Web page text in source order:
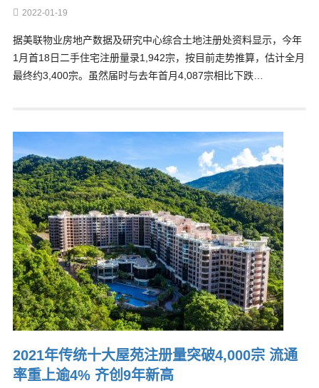
2022-01-19
据美联物业房地产数据及研究中心综合土地注册处资料显示，今年
1月首18日二手住宅注册量录1,942宗，按目前走势推算，估计全月
最终约3,400宗。虽然届时与去年首月4,087宗相比下跌…
2021年传统十大屋苑注册量突破4,000宗 流通
率重上逾4% 齐创9年新高